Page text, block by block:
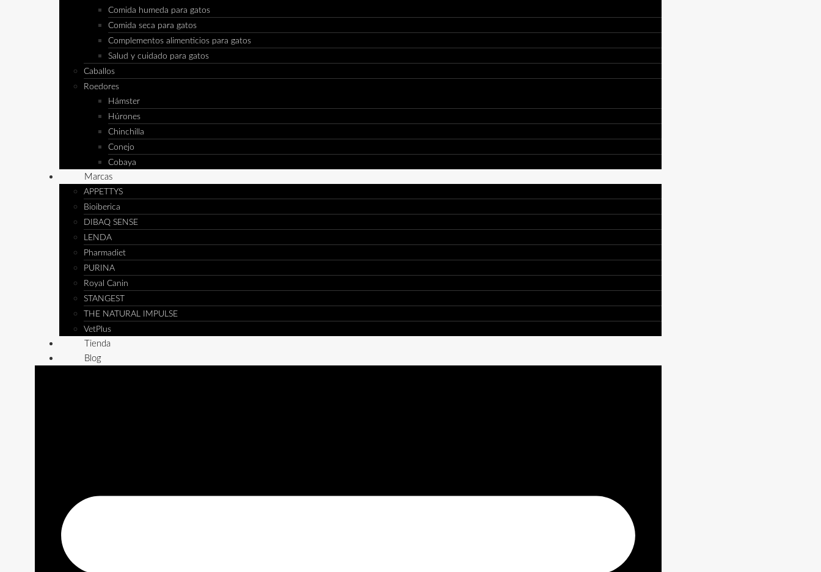
Comida humeda para gatos
Comida seca para gatos
Complementos alimenticios para gatos
Salud y cuidado para gatos
Caballos
Roedores
Hámster
Húrones
Chinchilla
Conejo
Cobaya
Marcas
APPETTYS
Bioiberica
DIBAQ SENSE
LENDA
Pharmadiet
PURINA
Royal Canin
STANGEST
THE NATURAL IMPULSE
VetPlus
Tienda
Blog